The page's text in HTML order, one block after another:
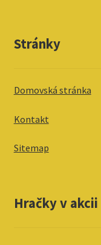
Stránky
Domovská stránka
Kontakt
Sitemap
Hračky v akcii